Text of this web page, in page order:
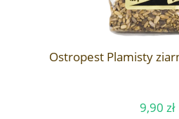
Ostropest Plamisty
9,90 zł